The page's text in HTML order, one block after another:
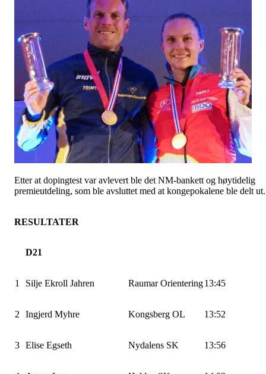
Etter at dopingtest var avlevert ble det NM-bankett og høytidelig
premieutdeling, som ble avsluttet med at kongepokalene ble delt ut.
RESULTATER
D21
1 Silje Ekroll Jahren Raumar Orientering13:45
2 Ingjerd Myhre Kongsberg OL 13:52
3 Elise Egseth Nydalens SK 13:56